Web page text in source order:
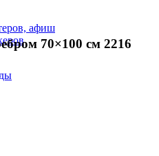
афиш
70×100 см 2216